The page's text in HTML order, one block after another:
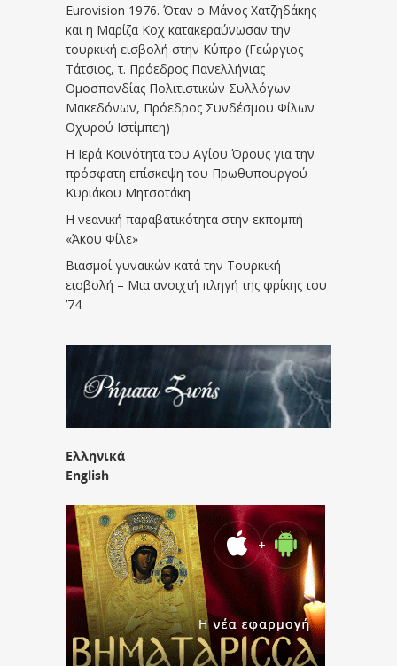
Eurovision 1976. Όταν ο Μάνος Χατζηδάκης
και η Μαρίζα Κοχ κατακεραύνωσαν την
τουρκική εισβολή στην Κύπρο (Γεώργιος
Τάτσιος, τ. Πρόεδρος Πανελλήνιας
Ομοσπονδίας Πολιτιστικών Συλλόγων
Μακεδόνων, Πρόεδρος Συνδέσμου Φίλων
Οχυρού Ιστίμπεη)
Η Ιερά Κοινότητα του Αγίου Όρους για την
πρόσφατη επίσκεψη του Πρωθυπουργού
Κυριάκου Μητσοτάκη
Η νεανική παραβατικότητα στην εκπομπή
«Άκου Φίλε»
Βιασμοί γυναικών κατά την Τουρκική
εισβολή – Μια ανοιχτή πληγή της φρίκης του
’74
Ελληνικά
English